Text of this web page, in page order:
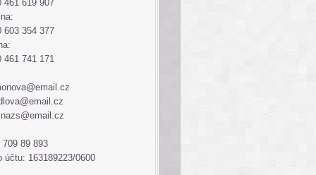
461 619 907
603 354 377
461 741 171
709 89 893
účtu: 163189223/0600